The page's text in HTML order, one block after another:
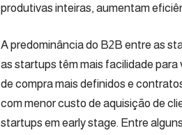
produtivas inteiras, aumentam
A predominância do B2B entre as
as startups têm mais facilidade
de compra mais definidos e
com menor custo de aquisição de
startups em early stage. Entre